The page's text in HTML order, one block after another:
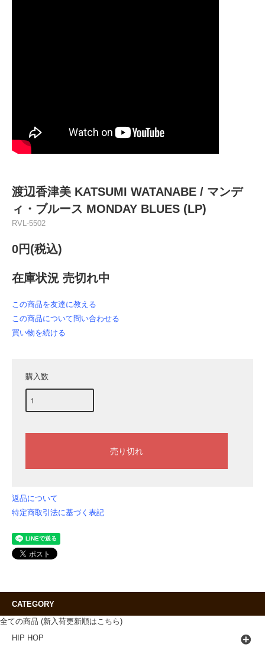
渡辺香津美 KATSUMI WATANABE / マンデ
ィ・ブルース MONDAY BLUES (LP)
RVL-5502
0円(税込)
在庫状況 売切れ中
この商品を友達に教える
この商品について問い合わせる
買い物を続ける
購入数
返品について
特定商取引法に基づく表記
CATEGORY
全ての商品 (新入荷更新順はこちら)
HIP HOP